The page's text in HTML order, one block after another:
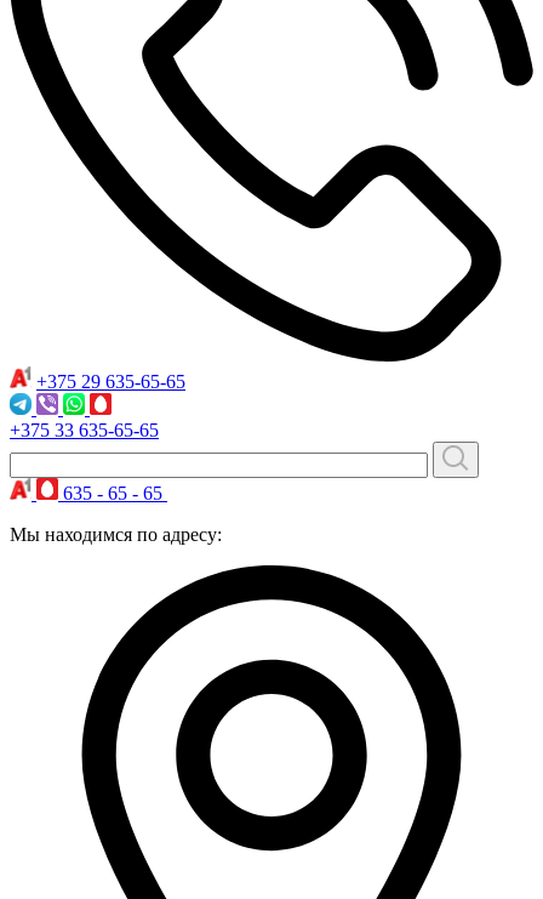
+375 29 635-65-65
+375 33 635-65-65
635 - 65 - 65
Мы находимся по адресу: